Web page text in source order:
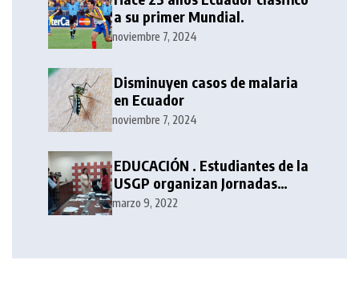
a su primer Mundial.
noviembre 7, 2024
Disminuyen casos de malaria
en Ecuador
noviembre 7, 2024
EDUCACIÓN . Estudiantes de la
USGP organizan Jornadas
Académicas de Periodismo
marzo 9, 2022